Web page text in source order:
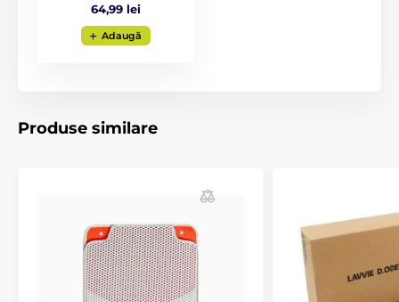
Lumină albă
Specificațiile tehnice pot fi modificate fără o notificare
Produsul este inclus în categoria
64,99 lei
Adaugă
Produse similare